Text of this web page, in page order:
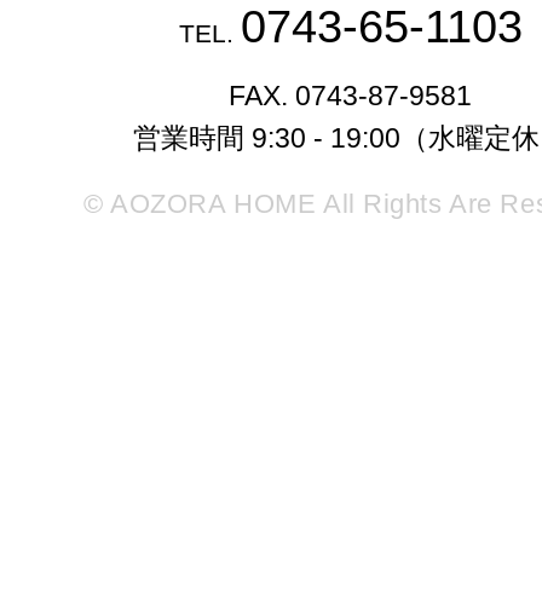
TEL. 0743-65-1103
FAX. 0743-87-9581
営業時間 9:30 - 19:00（水曜定
© AOZORA HOME All Rights Are